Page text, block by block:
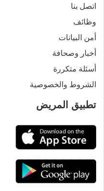
اتصل بنا
وظائف
أمن البيانات
أخبار وصحافة
أسئلة متكررة
الشروط والخصوصية
تطبيق المريض